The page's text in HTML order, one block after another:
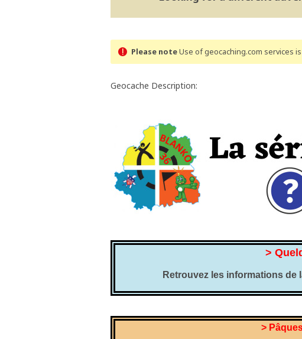
Please noteUse of geocaching.com services
Geocache Description:
>
Retrouvez les informations de
>